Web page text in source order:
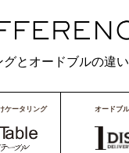
グとオードブルの違
ケータリング オードブ